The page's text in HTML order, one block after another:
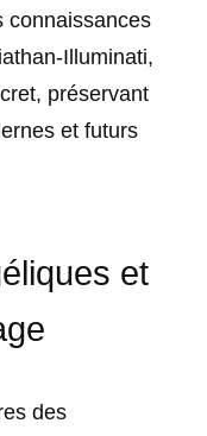
connaissances
Illuminati,
préservant
et futurs
et
des